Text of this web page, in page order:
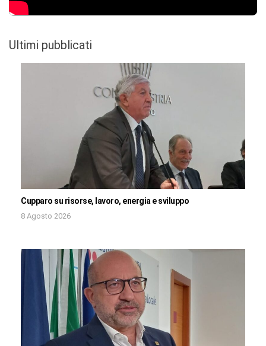
Ultimi pubblicati
Cupparo su risorse, lavoro, energia e sviluppo
8 Agosto 2026